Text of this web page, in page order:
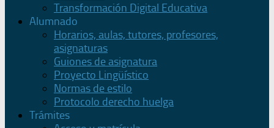
Transformación Digital Educativa
Alumnado
Horarios, aulas, tutores, profesores,
asignaturas
Guiones de asignatura
Proyecto Lingüístico
Normas de estilo
Protocolo derecho huelga
Trámites